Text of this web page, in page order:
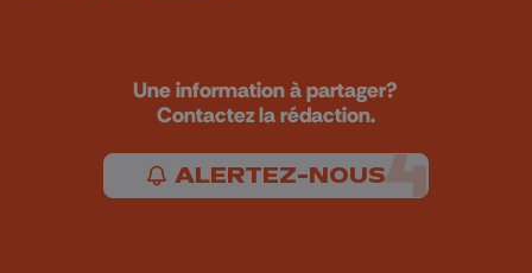
Une information à partager?
Contactez la rédaction.
ALERTEZ-NOUS